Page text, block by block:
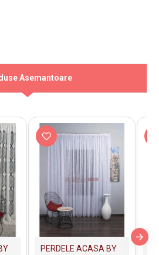
Asemantoare
PERDELE ACASA BY